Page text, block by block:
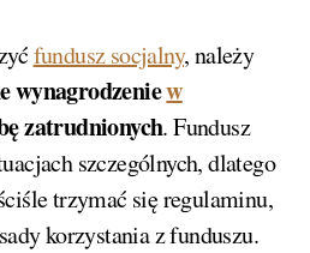
fundusz socjalny, należy
wynagrodzeniew
zatrudnionych. Fundusz
szczególnych, dlatego
trzymać się regulaminu,
korzystania z funduszu.